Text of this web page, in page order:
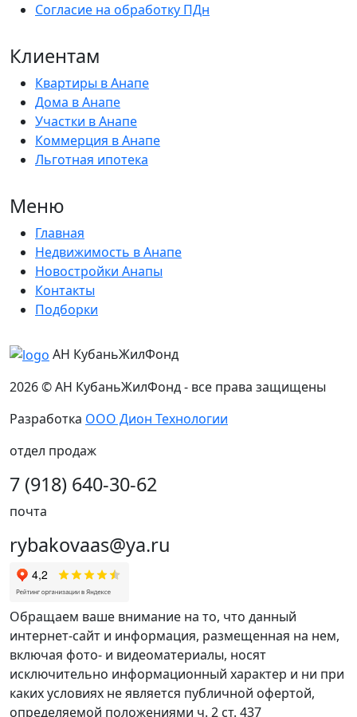
Согласие на обработку ПДн
Клиентам
Квартиры в Анапе
Дома в Анапе
Участки в Анапе
Коммерция в Анапе
Льготная ипотека
Меню
Главная
Недвижимость в Анапе
Новостройки Анапы
Контакты
Подборки
АН КубаньЖилФонд
2026 © АН КубаньЖилФонд - все права защищены
Разработка ООО Дион Технологии
отдел продаж
7 (918) 640-30-62
почта
rybakovaas@ya.ru
Обращаем ваше внимание на то, что данный
интернет-сайт и информация, размещенная на нем,
включая фото- и видеоматериалы, носят
исключительно информационный характер и ни при
каких условиях не является публичной офертой,
определяемой положениями ч. 2 ст. 437